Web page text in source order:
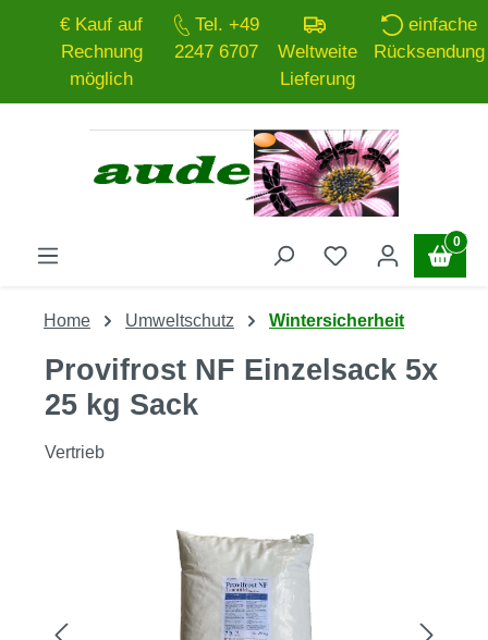
Zum Hauptinhalt springen
€ Kauf auf
Rechnung
möglich
Tel. +49
2247 6707
Weltweite
Lieferung
einfache
Rücksendung
0
Home Umweltschutz Wintersicherheit
Provifrost NF Einzelsack 5x
25 kg Sack
Vertrieb